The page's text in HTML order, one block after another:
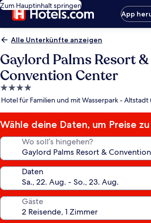
Zum Hauptinhalt springen
App
Alle Unterkünfte anzeigen
Gaylord Palms Resort &
Convention Center
4.0-
Sterne-
Hotel für Familien und mit Wasserpark - Altstadt
Wähle deine Daten, um Preise
Wo soll’s hingehen?
Daten
Gäste